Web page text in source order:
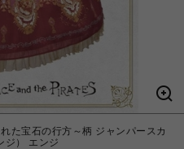
た宝石の行方～柄 ジャンパースカ
ジ） エンジ